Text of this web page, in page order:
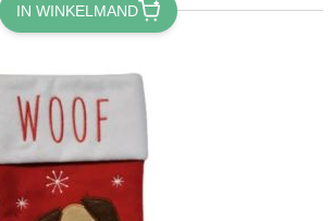
IN WINKELMAND